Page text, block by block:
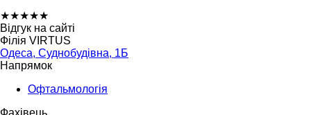
★★★★★
Відгук на сайті
Філія VIRTUS
Одеса, Суднобудівна, 1Б
Напрямок
Офтальмологія
Фахівець